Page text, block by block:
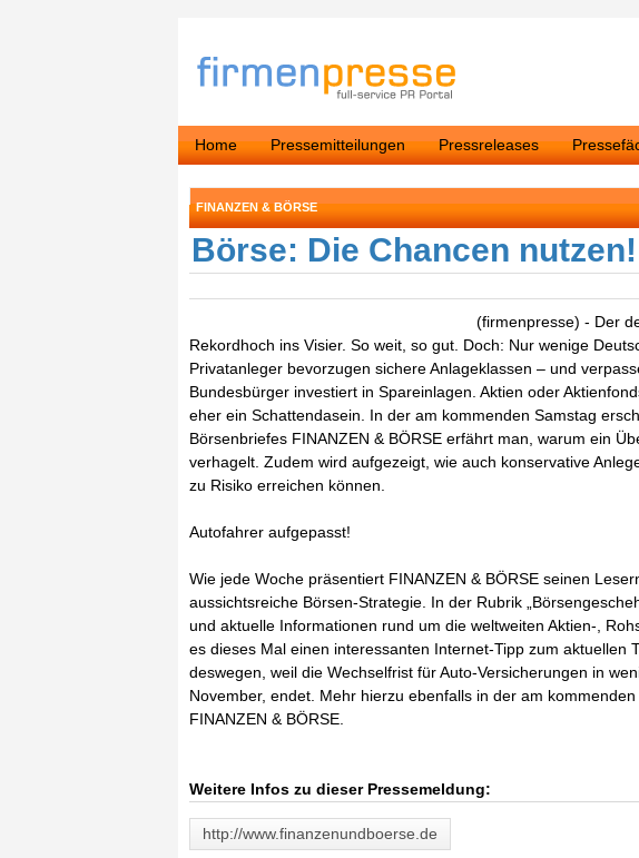
Home Pressemitteilungen Pressreleases
FINANZEN & BÖRSE
Börse: Die Chancen nutzen!
(firmenpresse) - Der
Rekordhoch ins Visier. So weit, so gut. Doch: Nur wenige
Privatanleger bevorzugen sichere Anlageklassen – und
Bundesbürger investiert in Spareinlagen. Aktien oder
eher ein Schattendasein. In der am kommenden Samstag
Börsenbriefes FINANZEN & BÖRSE erfährt man, warum ein
verhagelt. Zudem wird aufgezeigt, wie auch konservative
zu Risiko erreichen können.
Autofahrer aufgepasst!
Wie jede Woche präsentiert FINANZEN & BÖRSE seinen
aussichtsreiche Börsen-Strategie. In der Rubrik
und aktuelle Informationen rund um die weltweiten Aktien-,
es dieses Mal einen interessanten Internet-Tipp zum aktuellen
deswegen, weil die Wechselfrist für Auto-Versicherungen in
November, endet. Mehr hierzu ebenfalls in der am
FINANZEN & BÖRSE.
Weitere Infos zu dieser Pressemeldung:
http://www.finanzenundboerse.de